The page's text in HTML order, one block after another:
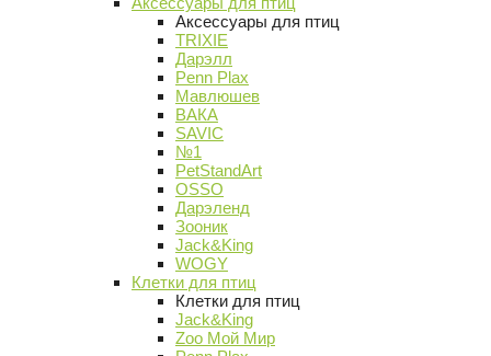
Аксессуары для птиц
TRIXIE
Дарэлл
Penn Plax
Мавлюшев
ВАКА
SAVIC
№1
PetStandArt
OSSO
Дарэленд
Зооник
Jack&King
WOGY
Клетки для птиц
Клетки для птиц
Jack&King
Zoo Мой Мир